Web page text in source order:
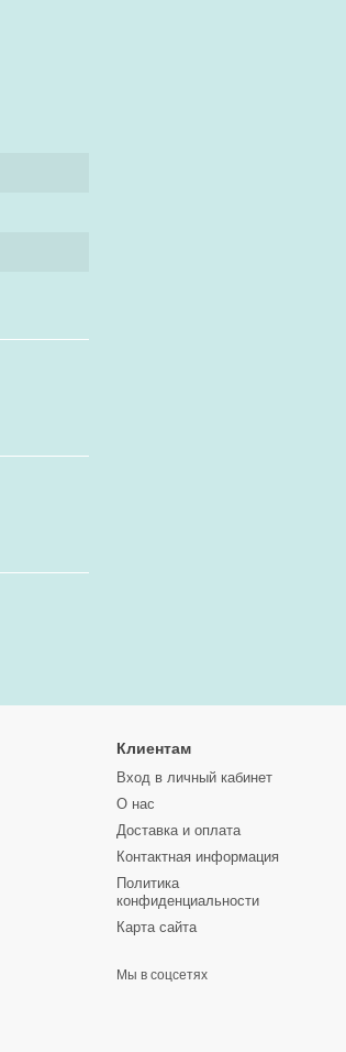
Клиентам
Вход в личный кабинет
О нас
Доставка и оплата
Контактная информация
Политика
конфиденциальности
Карта сайта
Мы в соцсетях